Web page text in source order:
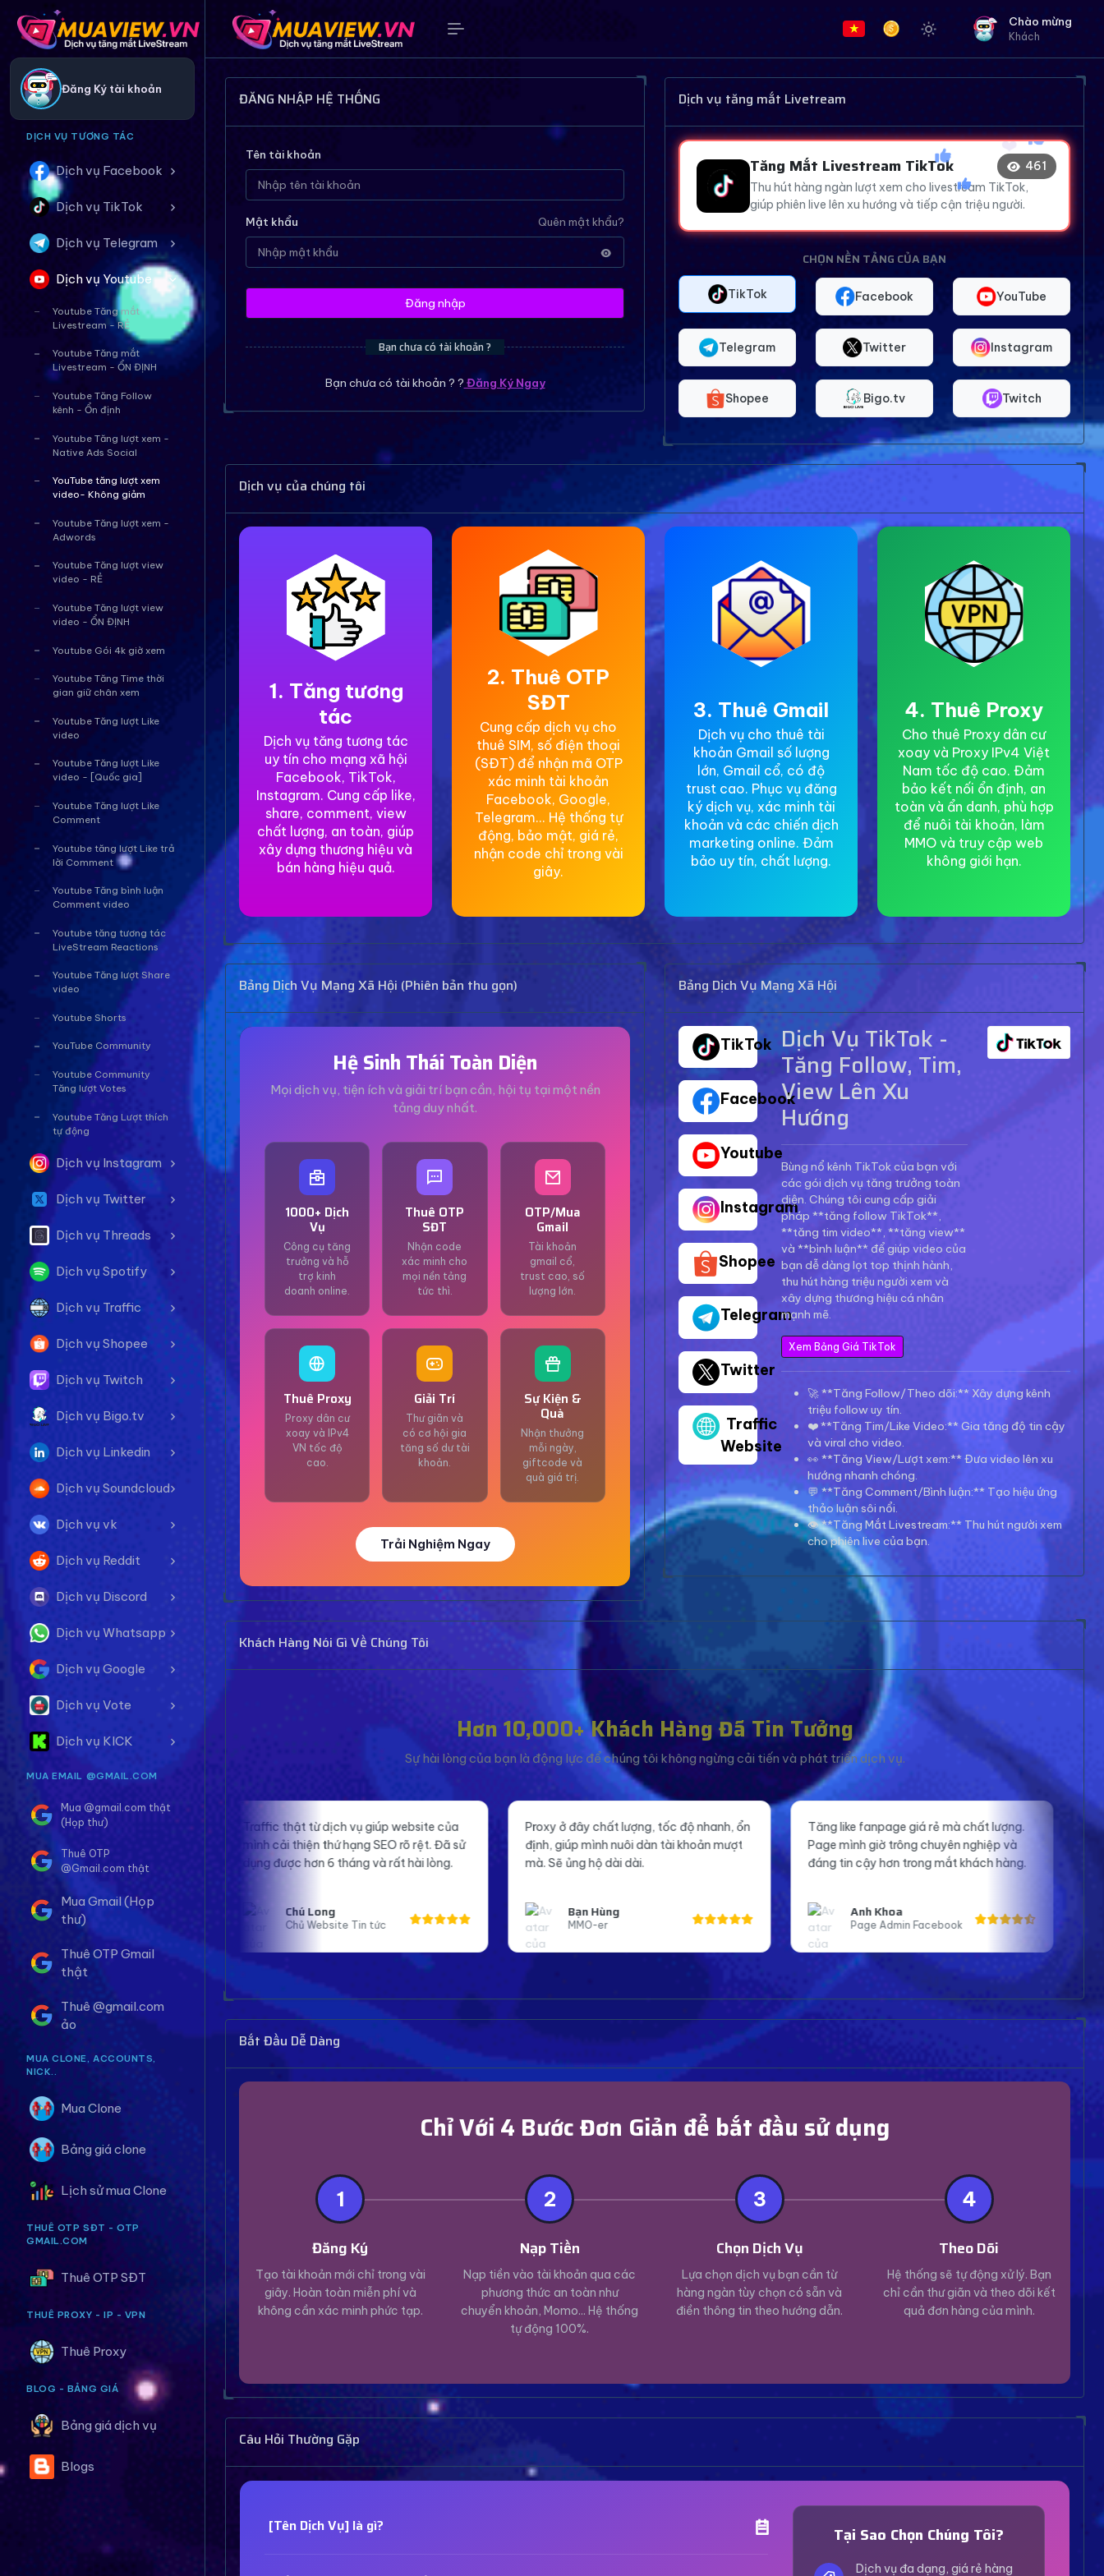
Chào mừng
Khách
Đăng Ký tài khoản
DỊCH VỤ TƯƠNG TÁC
Dịch vụ Facebook
Dịch vụ TikTok
Dịch vụ Telegram
Dịch vụ Youtube
Youtube Tăng mắt
Livestream - RẺ
Youtube Tăng mắt
Livestream - ỔN ĐỊNH
Youtube Tăng Follow
kênh - Ổn định
Youtube Tăng lượt xem -
Native Ads Social
YouTube tăng lượt xem
video- Không giảm
Youtube Tăng lượt xem -
Adwords
Youtube Tăng lượt view
video - RẺ
Youtube Tăng lượt view
video - ỔN ĐỊNH
Youtube Gói 4k giờ xem
Youtube Tăng Time thời
gian giữ chân xem
Youtube Tăng lượt Like
video
Youtube Tăng lượt Like
video - [Quốc gia]
Youtube Tăng lượt Like
Comment
Youtube tăng lượt Like trả
lời Comment
Youtube Tăng bình luận
Comment video
Youtube tăng tương tác
LiveStream Reactions
Youtube Tăng lượt Share
video
Youtube Shorts
YouTube Community
Youtube Community
Tăng lượt Votes
Youtube Tăng Lượt thích
tự động
Dịch vụ Instagram
Dịch vụ Twitter
Dịch vụ Threads
Dịch vụ Spotify
Dịch vụ Traffic
Dịch vụ Shopee
Dịch vụ Twitch
Dịch vụ Bigo.tv
Dịch vụ Linkedin
Dịch vụ Soundcloud
Dịch vụ vk
Dịch vụ Reddit
Dịch vụ Discord
Dịch vụ Whatsapp
Dịch vụ Google
Dịch vụ Vote
Dịch vụ KICK
MUA EMAIL @GMAIL.COM
Mua @gmail.com thật
(Họp thư)
Thuê OTP
@Gmail.com thật
Mua Gmail (Họp
thư)
Thuê OTP Gmail
thật
Thuê @gmail.com
ảo
MUA CLONE, ACCOUNTS,
NICK..
Mua Clone
Bảng giá clone
Lịch sử mua Clone
THUÊ OTP SĐT - OTP
GMAIL.COM
Thuê OTP SĐT
THUÊ PROXY - IP - VPN
Thuê Proxy
BLOG - BẢNG GIÁ
Bảng giá dịch vụ
Blogs
ĐĂNG NHẬP HỆ THỐNG
Tên tài khoản
Quên mật khẩu?
Mật khẩu
Đăng nhập
Bạn chưa có tài khoản ?
Bạn chưa có tài khoản ? ? Đăng Ký Ngay
Dịch vụ tăng mắt Livetream
Tăng Mắt Livestream TikTok
Thu hút hàng ngàn lượt xem cho livestream TikTok,
giúp phiên live lên xu hướng và tiếp cận triệu người.
464
❤️
😂
🔥
❤️
🔥
❤️
CHỌN NỀN TẢNG CỦA BẠN
TikTok Facebook YouTube
Telegram Twitter Instagram
Shopee Bigo.tv Twitch
Dịch vụ của chúng tôi
1. Tăng tương
tác
Dịch vụ tăng tương tác
uy tín cho mạng xã hội
Facebook, TikTok,
Instagram. Cung cấp like,
share, comment, view
chất lượng, an toàn, giúp
xây dựng thương hiệu và
bán hàng hiệu quả.
2. Thuê OTP
SĐT
Cung cấp dịch vụ cho
thuê SIM, số điện thoại
(SĐT) để nhận mã OTP
xác minh tài khoản
Facebook, Google,
Telegram... Hệ thống tự
động, bảo mật, giá rẻ,
nhận code chỉ trong vài
giây.
3. Thuê Gmail
Dịch vụ cho thuê tài
khoản Gmail số lượng
lớn, Gmail cổ, có độ
trust cao. Phục vụ đăng
ký dịch vụ, xác minh tài
khoản và các chiến dịch
marketing online. Đảm
bảo uy tín, chất lượng.
4. Thuê Proxy
Cho thuê Proxy dân cư
xoay và Proxy IPv4 Việt
Nam tốc độ cao. Đảm
bảo kết nối ổn định, an
toàn và ẩn danh, phù hợp
để nuôi tài khoản, làm
MMO và truy cập web
không giới hạn.
Bảng Dịch Vụ Mạng Xã Hội (Phiên bản thu gọn)
Hệ Sinh Thái Toàn Diện
Mọi dịch vụ, tiện ích và giải trí bạn cần, hội tụ tại một nền
tảng duy nhất.
1000+ Dịch
Vụ
Công cụ tăng
trưởng và hỗ
trợ kinh
doanh online.
Thuê OTP
SĐT
Nhận code
xác minh cho
mọi nền tảng
tức thì.
OTP/Mua
Gmail
Tài khoản
gmail cổ,
trust cao, số
lượng lớn.
Thuê Proxy
Proxy dân cư
xoay và IPv4
VN tốc độ
cao.
Giải Trí
Thư giãn và
có cơ hội gia
tăng số dư tài
khoản.
Sự Kiện &
Quà
Nhận thưởng
mỗi ngày,
giftcode và
quà giá trị.
Trải Nghiệm Ngay
Bảng Dịch Vụ Mạng Xã Hội
TikTok
Facebook
Youtube
Instagram
Shopee
Telegram
Twitter
Traffic
Website
Dịch Vụ TikTok -
Tăng Follow, Tim,
View Lên Xu
Hướng
Bùng nổ kênh TikTok của bạn với
các gói dịch vụ tăng trưởng toàn
diện. Chúng tôi cung cấp giải
pháp **tăng follow TikTok**,
**tăng tim video**, **tăng view**
và **bình luận** để giúp video của
bạn dễ dàng lọt top thịnh hành,
thu hút hàng triệu người xem và
xây dựng thương hiệu cá nhân
mạnh mẽ.
Xem Bảng Giá TikTok
🚀 **Tăng Follow/Theo dõi:** Xây dựng kênh
triệu follow uy tín.
❤️ **Tăng Tim/Like Video:** Gia tăng độ tin cậy
và viral cho video.
👀 **Tăng View/Lượt xem:** Đưa video lên xu
hướng nhanh chóng.
💬 **Tăng Comment/Bình luận:** Tạo hiệu ứng
thảo luận sôi nổi.
👁️ **Tăng Mắt Livestream:** Thu hút người xem
cho phiên live của bạn.
Khách Hàng Nói Gì Về Chúng Tôi
Hơn 10,000+ Khách Hàng Đã Tin Tưởng
Sự hài lòng của bạn là động lực để chúng tôi không ngừng cải tiến và phát triển dịch vụ.
Traffic thật từ dịch vụ giúp website của
mình cải thiện thứ hạng SEO rõ rệt. Đã sử
dụng được hơn 6 tháng và rất hài lòng.
Chú Long
Proxy ở đây chất lượng, tốc độ nhanh, ổn
định, giúp mình nuôi dàn tài khoản mượt
mà. Sẽ ủng hộ dài dài.
Bạn Hùng
MMO-er
Tăng like fanpage giá rẻ mà chất lượng.
Page mình giờ trông chuyên nghiệp và
đáng tin cậy hơn trong mắt khách hàng.
Anh Khoa
Page Admin Facebook
Mắt xem livestream ổn định,
tin hơn khi lên sóng và tương
Cảm ơn shop nhiều.
Bạn An
Streamer Bigo
Bắt Đầu Dễ Dàng
Chỉ Với 4 Bước Đơn Giản để bắt đầu sử dụng
1
Đăng Ký
Tạo tài khoản mới chỉ trong vài
giây. Hoàn toàn miễn phí và
không cần xác minh phức tạp.
2
Nạp Tiền
Nạp tiền vào tài khoản qua các
phương thức an toàn như
chuyển khoản, Momo... Hệ thống
tự động 100%.
3
Chọn Dịch Vụ
Lựa chọn dịch vụ bạn cần từ
hàng ngàn tùy chọn có sẵn và
điền thông tin theo hướng dẫn.
4
Theo Dõi
Hệ thống sẽ tự động xử lý. Bạn
chỉ cần thư giãn và theo dõi kết
quả đơn hàng của mình.
Câu Hỏi Thường Gặp
[Tên Dịch Vụ] là gì? Tại Sao Chọn Chúng Tôi?
Dịch vụ đa dạng, giá rẻ hàng
Trợ Lý Hỗ Trợ
Luôn sẵn sàng giải đáp thắc mắc
Vui lòng chọn phương thức hỗ trợ phù hợp với nhu
cầu của bạn.